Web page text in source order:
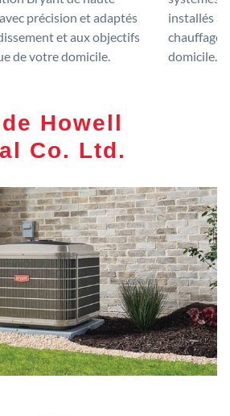
précision et adaptés
et aux objectifs
de votre domicile.
installés
chauffage
domicile.
Howell
Co. Ltd.